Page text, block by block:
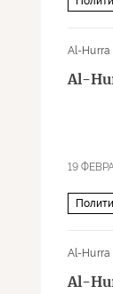
Al-Hurra
Al-
19
Al-Hurra
Al-